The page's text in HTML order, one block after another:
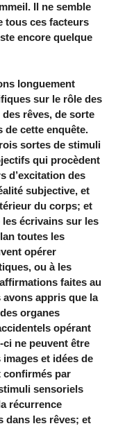
Il ne semble
tous ces facteurs
encore quelque
longuement
sur le rôle des
rêves, de sorte
de cette enquête.
sortes de stimuli
qui procèdent
d’excitation des
subjective, et
du corps; et
les écrivains sur les
toutes les
opérer
ou à les
faites au
appris que la
organes
opérant
ne peuvent être
et idées de
confirmés par
sensoriels
récurrence
dans les rêves; et